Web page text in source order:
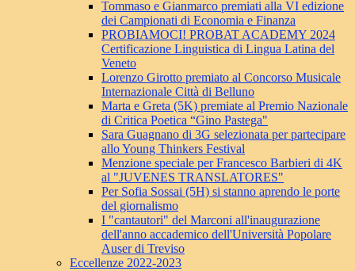
Tommaso e Gianmarco premiati alla VI edizione
dei Campionati di Economia e Finanza
PROBIAMOCI! PROBAT ACADEMY 2024
Certificazione Linguistica di Lingua Latina del
Veneto
Lorenzo Girotto premiato al Concorso Musicale
Internazionale Città di Belluno
Marta e Greta (5K) premiate al Premio Nazionale
di Critica Poetica “Gino Pastega"
Sara Guagnano di 3G selezionata per partecipare
allo Young Thinkers Festival
Menzione speciale per Francesco Barbieri di 4K
al "JUVENES TRANSLATORES"
Per Sofia Sossai (5H) si stanno aprendo le porte
del giornalismo
I "cantautori" del Marconi all'inaugurazione
dell'anno accademico dell'Università Popolare
Auser di Treviso
Eccellenze 2022-2023